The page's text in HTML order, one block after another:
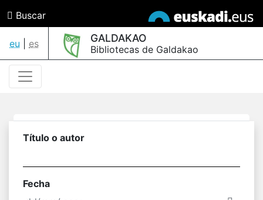
Buscar
eu es GALDAKAO
Bibliotecas de Galdakao
Título o autor
Fecha